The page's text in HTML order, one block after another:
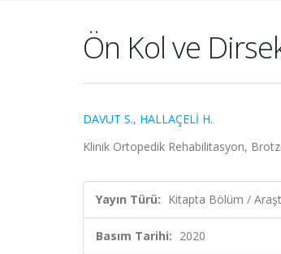
Ön Kol ve
DAVUT S., HALLAÇELİ H.
Klinik Ortopedik Rehabilitasyon,
Yayın Türü: Kitapta Bölüm /
Basım Tarihi: 2020